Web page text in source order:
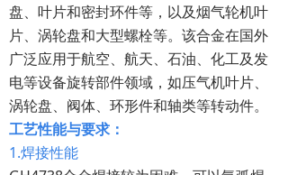
盘、叶片和密封环件等，以及烟气轮机叶
片、涡轮盘和大型螺栓等。该合金在国外
广泛应用于航空、航天、石油、化工及发
电等设备旋转部件领域，如压气机叶片、
涡轮盘、阀体、环形件和轴类等转动件。
工艺性能与要求：
1.焊接性能